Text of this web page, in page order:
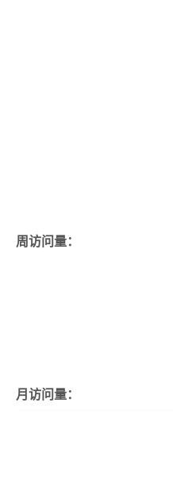
周访问量：
月访问量：